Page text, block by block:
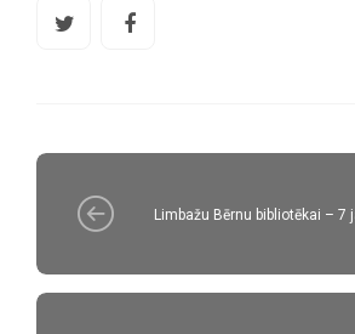
Limbažu Bērnu bibliotēkai – 7